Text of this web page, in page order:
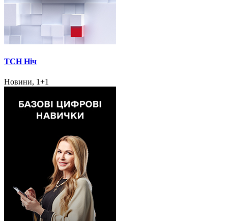
ТСН Ніч
Новини, 1+1